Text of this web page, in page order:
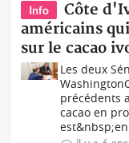
Info
Côte
américains
sur le cacao
Les deux
précédents
cacao en